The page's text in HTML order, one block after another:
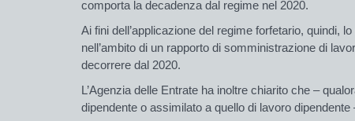
comporta la decadenza dal regime nel 2020.
Ai fini dell’applicazione del regime forfetario, quindi,
nell’ambito di un rapporto di somministrazione di
decorrere dal 2020.
L’Agenzia delle Entrate ha inoltre chiarito che –
dipendente o assimilato a quello di lavoro